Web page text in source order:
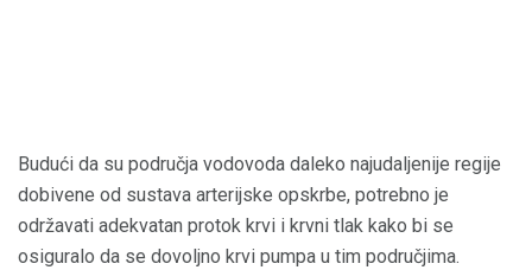
Budući da su područja vodovoda daleko najudaljenije regije
dobivene od sustava arterijske opskrbe, potrebno je
održavati adekvatan protok krvi i krvni tlak kako bi se
osiguralo da se dovoljno krvi pumpa u tim područjima.